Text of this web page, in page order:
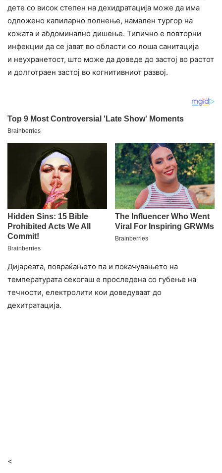
дете со висок степен на дехидратација може да има
одложено капиларно полнење, намален тургор на
кожата и абдоминално дишење. Типично е повторни
инфекции да се јават во области со лоша санитација
и неухранетост, што може да доведе до застој во растот
и долготраен застој во когнитивниот развој.
Дијареата, повраќањето па и покачувањето на
температурата секогаш е проследена со губење на
течности, електролити кои доведуваат до
дехитратација.
<